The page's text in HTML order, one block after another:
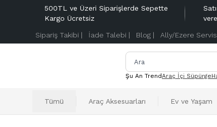
500TL ve Üzeri Siparişlerde Sepette
Kargo Ücretsiz
Sipariş Takibi | İade Talebi | Blog | Ally/Ezere
Şu An TrendAraç İçi Süpürge
Tümü Araç Aksesuarları Ev ve Yaşam